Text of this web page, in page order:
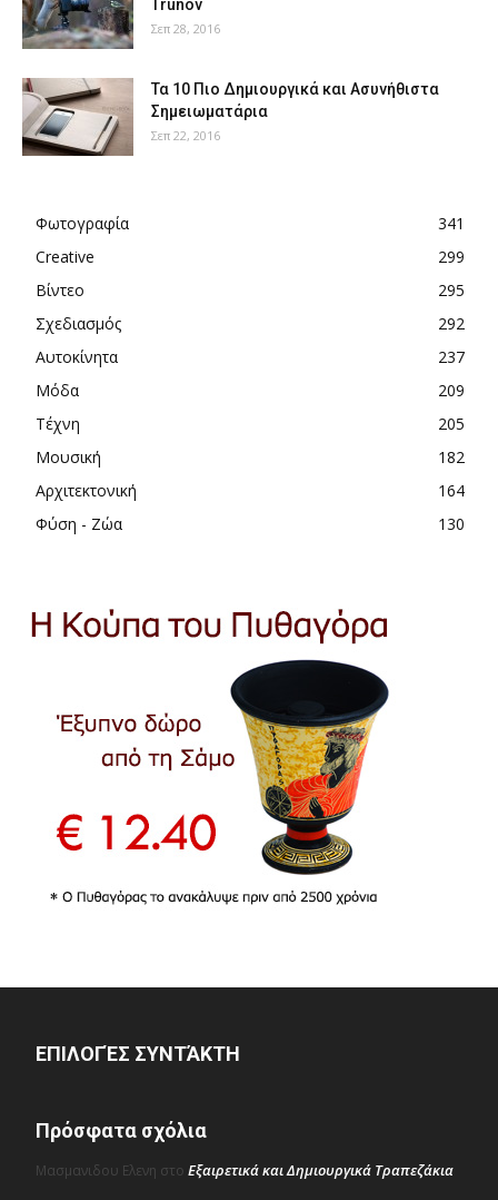
Trunov
Σεπ 28, 2016
Τα 10 Πιο Δημιουργικά και Ασυνήθιστα
Σημειωματάρια
Σεπ 22, 2016
Φωτογραφία
341
Creative
299
Βίντεο
295
Σχεδιασμός
292
Αυτοκίνητα
237
Μόδα
209
Τέχνη
205
Μουσική
182
Αρχιτεκτονική
164
Φύση - Ζώα
130
ΕΠΙΛΟΓΈΣ ΣΥΝΤΆΚΤΗ
Πρόσφατα σχόλια
Μασμανιδου Ελενη στο Εξαιρετικά και Δημιουργικά Τραπεζάκια